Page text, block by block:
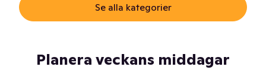
Se alla kategorier
Planera veckans middagar